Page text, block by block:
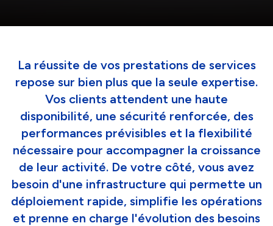
La réussite de vos prestations de services
repose sur bien plus que la seule expertise.
Vos clients attendent une haute
disponibilité, une sécurité renforcée, des
performances prévisibles et la flexibilité
nécessaire pour accompagner la croissance
de leur activité. De votre côté, vous avez
besoin d'une infrastructure qui permette un
déploiement rapide, simplifie les opérations
et prenne en charge l'évolution des besoins